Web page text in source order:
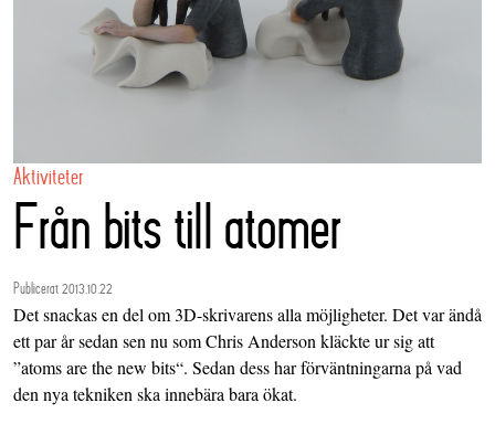
Aktiviteter
Från bits till atomer
Publicerat 2013.10.22
Det snackas en del om 3D-skrivarens alla möjligheter. Det var ändå
ett par år sedan sen nu som Chris Anderson kläckte ur sig att
”atoms are the new bits“. Sedan dess har förväntningarna på vad
den nya tekniken ska innebära bara ökat.